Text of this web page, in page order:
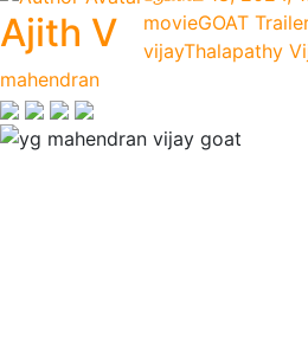
Ajith V
movieGOAT
vijayThalapathy
mahendran